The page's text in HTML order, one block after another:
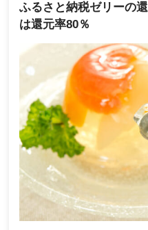
ふるさと納税ゼリーの
は還元率80％